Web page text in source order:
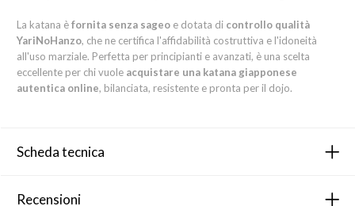
La katana èfornita senza sageo e dotata di controllo qualità
YariNoHanzo, che ne certifica l'affidabilità costruttiva e l'idoneità
all'uso marziale. Perfetta per principianti e avanzati, è una scelta
eccellente per chi vuole acquistare una katana giapponese
autentica online, bilanciata, resistente e pronta per il dojo.
Scheda tecnica
Recensioni